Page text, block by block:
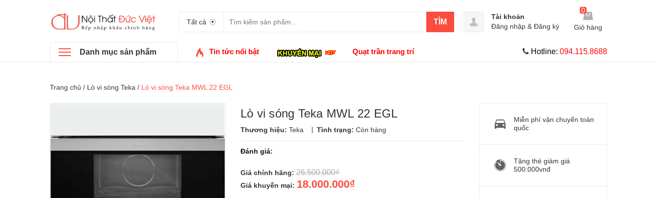
Tất cả TÌM
0
Giỏ hàng
Tài khoản
Đăng nhập & Đăng ký
Danh mục sản phẩm Tin tức nổi bật Quạt trần trang trí Hotline: 094.115.8688
Trang chủ / Lò vi sóng Teka / Lò vi sóng Teka MWL 22 EGL
Lò vi sóng Teka MWL 22 EGL
Thương hiệu: Teka | Tình trạng: Còn hàng
Đánh giá:
Giá chính hãng: 26.500.000₫
Giá khuyến mại: 18.000.000₫
Miễn phí vận chuyển toàn
quốc
Tặng thẻ giảm giá
500.000vnđ